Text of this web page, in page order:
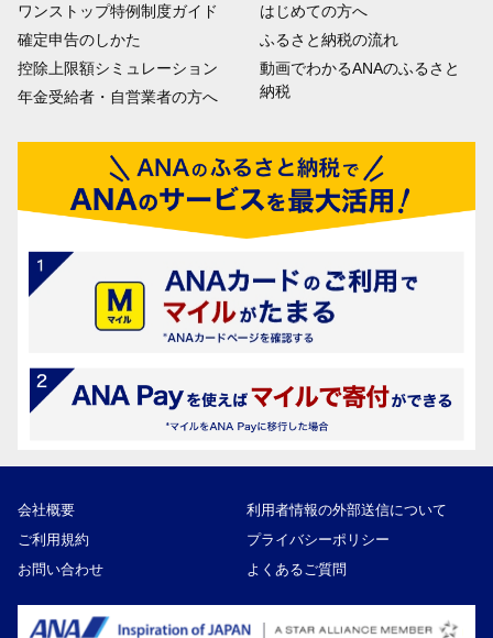
ワンストップ特例制度ガイド
確定申告のしかた
控除上限額シミュレーション
年金受給者・自営業者の方へ
はじめての方へ
ふるさと納税の流れ
動画でわかるANAのふるさと
納税
会社概要
利用者情報の外部送信について
ご利用規約
プライバシーポリシー
お問い合わせ
よくあるご質問